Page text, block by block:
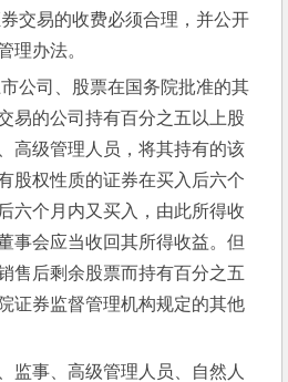
易的收费必须合理，并公开
理办法。
司、股票在国务院批准的其
易的公司持有百分之五以上股
高级管理人员，将其持有的该
股权性质的证券在买入后六个
六个月内又买入，由此所得收
事会应当收回其所得收益。但
售后剩余股票而持有百分之五
证券监督管理机构规定的其他
事、高级管理人员、自然人